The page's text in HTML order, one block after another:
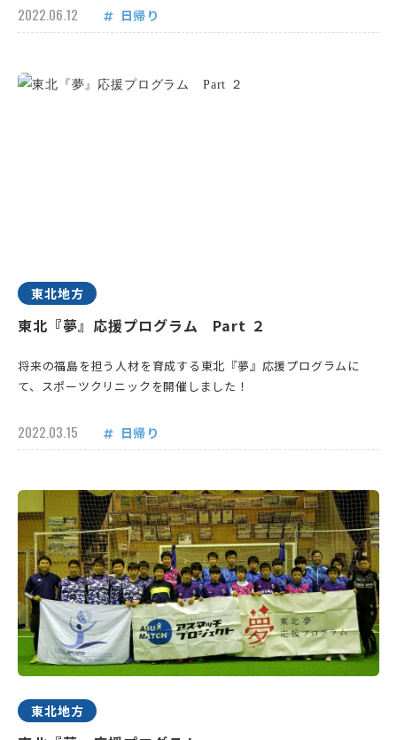
2022.06.12 日帰り
東北地方
東北『夢』応援プログラム Part ２
将来の福島を担う人材を育成する東北『夢』応援プログラムに
て、スポーツクリニックを開催しました！
2022.03.15 日帰り
東北地方